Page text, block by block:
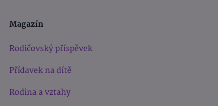
Magazín
Rodičovský příspěvek
Přídavek na dítě
Rodina a vztahy